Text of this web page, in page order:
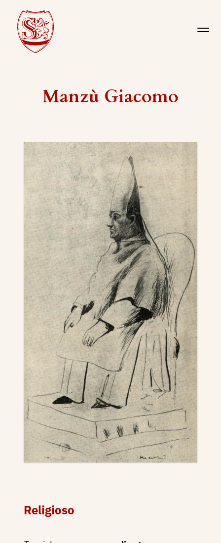
Manzù Giacomo
Religioso